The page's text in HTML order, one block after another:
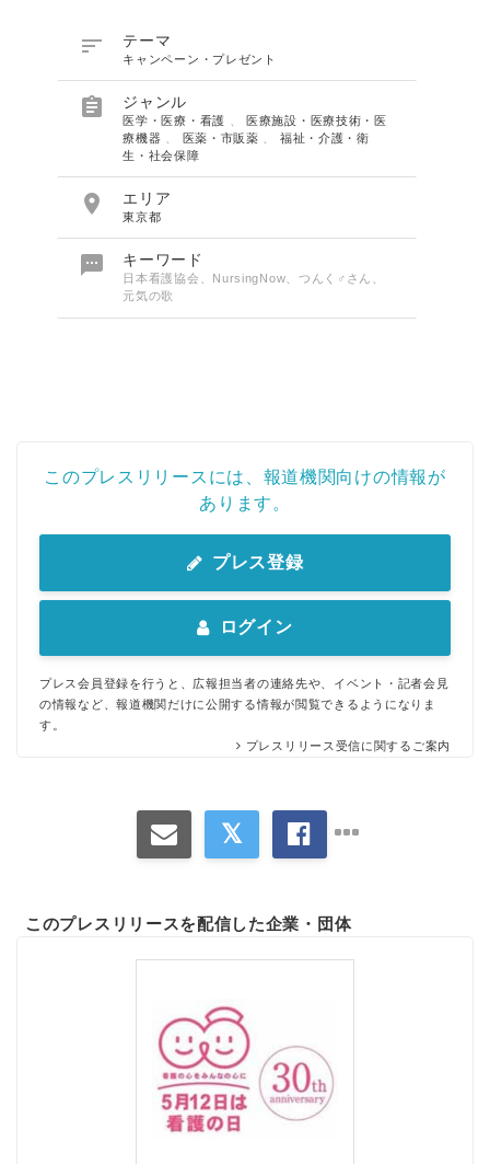
 テーマ
キャンペーン・プレゼント
 ジャンル
医学・医療・看護 、
医療施設・医療技術・医
療機器 、 医薬・市販薬 、 福祉・介護・衛
生・社会保障
 エリア
東京都
 キーワード
日本看護協会、NursingNow、つんく♂さん、
元気の歌
このプレスリリースには、報道機関向けの情報が
あります。
プレス登録
ログイン
プレス会員登録を行うと、広報担当者の連絡先や、イベント・記者会見
の情報など、報道機関だけに公開する情報が閲覧できるようになりま
す。
プレスリリース受信に関するご案内
このプレスリリースを配信した企業・団体